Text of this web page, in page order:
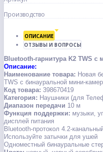
Производство
ОПИСАНИЕ
ОТЗЫВЫ И ВОПРОСЫ
Bluetooth-гарнитура K2 TWS с
Описание:
Наименование товара: Новая
TWS с бинауральной мини-
Код товара: 398670419
Категория: Наушники (для
Диапазон передачи 10 м
Функция поддержки: музыки,
дисплей питания
Bluetooth-протокол 4.2-
Используйте затычки для ушей
Одноместный бинауральные